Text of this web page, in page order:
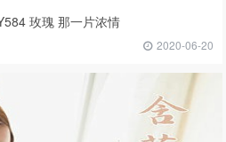
玫瑰 那一片浓情
2020-06-20